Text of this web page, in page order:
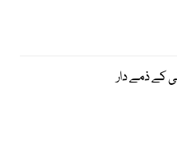
کے ذمے دار